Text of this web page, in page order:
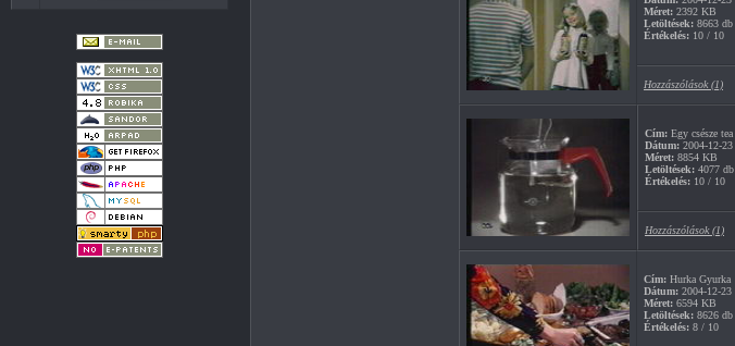
Méret: 2392 KB
Letöltések: 8663 db
Értékelés: 10 / 10
Hozzászólások (1)
Cím: Egy csésze tea
Dátum: 2004-12-23
Méret: 8854 KB
Letöltések: 4077 db
Értékelés: 10 / 10
Hozzászólások (1)
Cím: Hurka Gyurka
Dátum: 2004-12-23
Méret: 6594 KB
Letöltések: 8626 db
Értékelés: 8 / 10